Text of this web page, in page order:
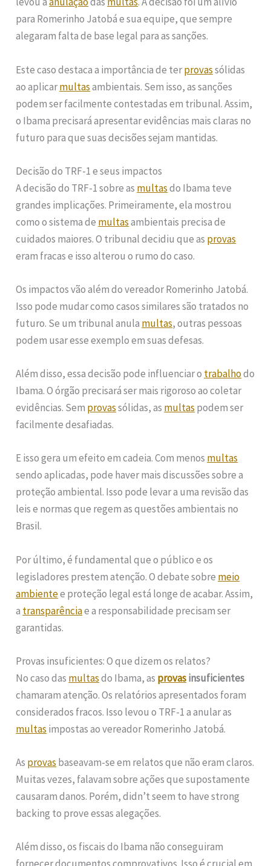
para Romerinho Jatobá e sua equipe, que sempre
alegaram falta de base legal para as sanções.
Este caso destaca a importância de terprovassólidas
ao aplicarmultasambientais. Sem isso, as sanções
podem ser facilmente contestadas em tribunal. Assim,
o Ibama precisará apresentar evidências mais claras no
futuro para que suas decisões sejam mantidas.
Decisão do TRF-1 e seus impactos
A decisão do TRF-1 sobre as multasdo Ibama teve
grandes implicações. Primeiramente, ela mostrou
como o sistema de multasambientais precisa de
cuidados maiores. O tribunal decidiu que as provas
eram fracas e isso alterou o rumo do caso.
Os impactos vão além do vereador Romerinho Jatobá.
Isso pode mudar como casos similares são tratados no
futuro. Se um tribunal anula multas, outras pessoas
podem usar esse exemplo em suas defesas.
Além disso, essa decisão pode influenciar o trabalhodo
Ibama. O órgão precisará ser mais rigoroso ao coletar
evidências. Sem provassólidas, as multas podem ser
facilmente desafiadas.
E isso gera um efeito em cadeia. Com menos multas
sendo aplicadas, pode haver mais discussões sobre a
proteção ambiental. Isso pode levar a uma revisão das
leis e normas que regem as questões ambientais no
Brasil.
Por último, é fundamental que o público e os
legisladores prestem atenção. O debate sobre meio
ambientee proteção legal está longe de acabar. Assim,
a transparênciae a responsabilidade precisam ser
garantidas.
Provas insuficientes: O que dizem os relatos?
No caso das multasdo Ibama, as provasinsuficientes
chamaram atenção. Os relatórios apresentados foram
considerados fracos. Isso levou o TRF-1 a anular as
multas impostas ao vereador Romerinho Jatobá.
As provas baseavam-se em relatos que não eram claros.
Muitas vezes, falavam sobre ações que supostamente
causaram danos. Porém, didn’t seem to have strong
backing to prove essas alegações.
Além disso, os fiscais do Ibama não conseguiram